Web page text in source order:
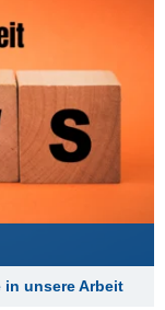
in unsere Arbeit